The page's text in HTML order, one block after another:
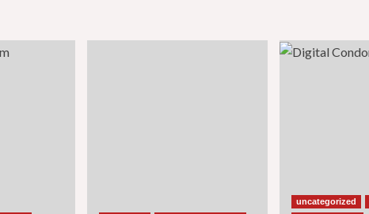
uncategorized